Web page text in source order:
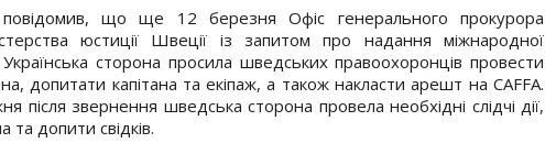
повідомив, що ще 12 березня Офіс генерального прокурора
юстиції Швеції із запитом про надання міжнародної
сторона просила шведських правоохоронців провести
допитати капітана та екіпаж, а також накласти арешт на CAFFA.
після звернення шведська сторона провела необхідні слідчі дії,
допити свідків.